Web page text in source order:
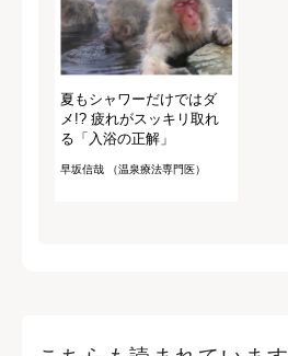
夏もシャワーだけではダ
メ!? 疲れがスッキリ取れ
る「入浴の正解」
早坂信哉 （温泉療法専門医）